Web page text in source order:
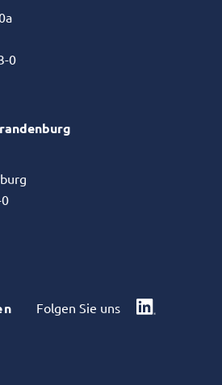
0
Folgen Sie uns